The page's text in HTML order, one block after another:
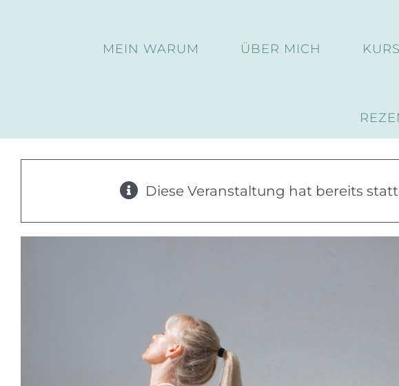
MEIN WARUM ÜBER MICH
Diese Veranstaltung hat bereits